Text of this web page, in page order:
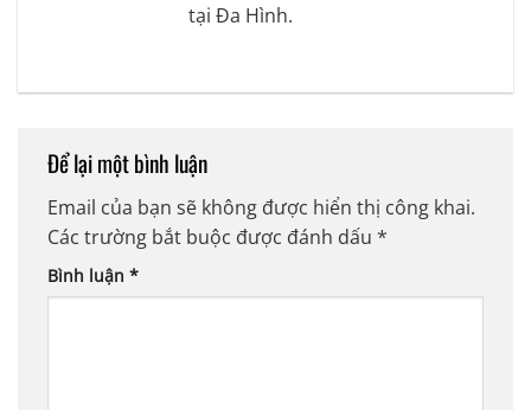
tại Đa Hình.
Để lại một bình luận
Email của bạn sẽ không được hiển thị công khai.
Các trường bắt buộc được đánh dấu *
Bình luận *